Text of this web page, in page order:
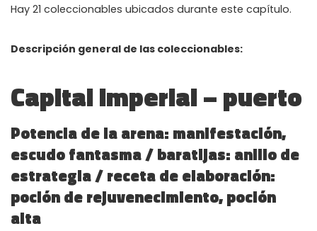
Global Community
Hay 21 coleccionables ubicados durante este capítulo.
Descripción general de las coleccionables:
Capital imperial – puerto
Potencia de la arena: manifestación,
escudo fantasma / baratijas: anillo de
estrategia / receta de elaboración:
poción de rejuvenecimiento, poción
alta